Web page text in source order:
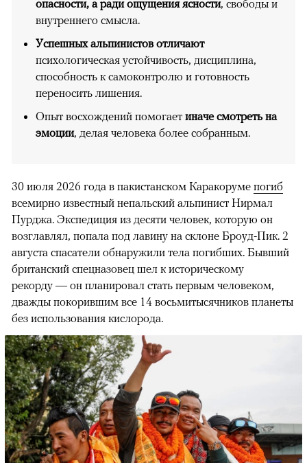
опасности, а ради ощущения ясности, свободы и
внутреннего смысла.
Успешных альпинистов отличают
психологическая устойчивость, дисциплина,
способность к самоконтролю и готовность
переносить лишения.
Опыт восхождений помогает иначе смотреть на
эмоции, делая человека более собранным.
30 июля 2026 года в пакистанском Каракоруме погиб
всемирно известный непальский альпинист Нирмал
Пурджа. Экспедиция из десяти человек, которую он
возглавлял, попала под лавину на склоне Броуд-Пик. 2
августа спасатели обнаружили тела погибших. Бывший
британский спецназовец шел к историческому
рекорду — он планировал стать первым человеком,
дважды покорившим все 14 восьмитысячников планеты
без использования кислорода.